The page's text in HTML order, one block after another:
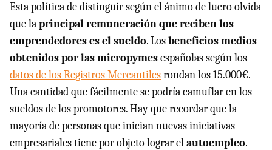
Esta política de distinguir según el ánimo de lucro olvida
que laprincipal remuneración que reciben los
emprendedores es el sueldo. Losbeneficios medios
obtenidos por las micropymesespañolas según los
datos de los Registros Mercantilesrondan los 15.000€.
Una cantidad que fácilmente se podría camuflar en los
sueldos de los promotores. Hay que recordar que la
mayoría de personas que inician nuevas iniciativas
empresariales tiene por objeto lograr elautoempleo.